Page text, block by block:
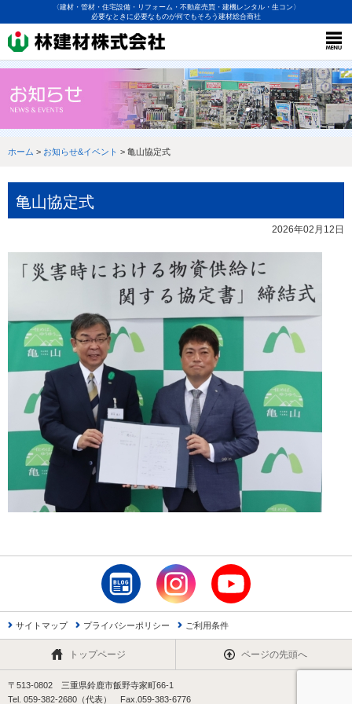
〈建材・管材・住宅設備・リフォーム・不動産売買・建機レンタル・生コン〉
必要なときに必要なものが何でもそろう建材総合商社
ホーム > お知らせ&イベント > 亀山協定式
亀山協定式
2026年02月12日
サイトマップ プライバシーポリシー ご利用条件
トップページ ページの先頭へ
〒513-0802 三重県鈴鹿市飯野寺家町66-1
Tel. 059-382-2680（代表） Fax.059-383-6776